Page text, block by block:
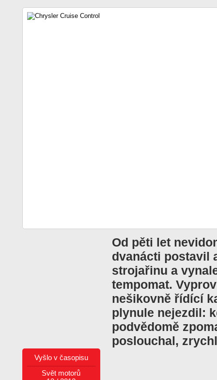
Od pěti let
dvanácti postavil
strojařinu a
tempomat.
nešikovně řídící
plynule nejezdil:
podvědomě
poslouchal,
Vyšlo v časopisu
Svět motorů